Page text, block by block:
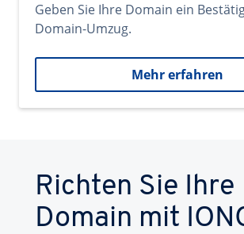
Geben Sie Ihre Domain ein
Domain-Umzug.
Mehr erfahren
Richten Sie Ihre
Domain mit